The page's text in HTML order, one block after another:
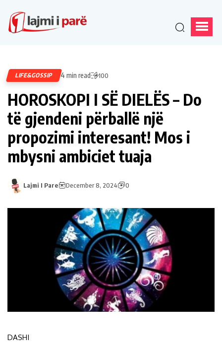
LIFE&GOSSIP 4 min read 100
HOROSKOPI I SË DIELËS – Do
të gjendeni përballë një
propozimi interesant! Mos i
mbysni ambiciet tuaja
Lajmi I Pare December 8, 2024 0
DASHI